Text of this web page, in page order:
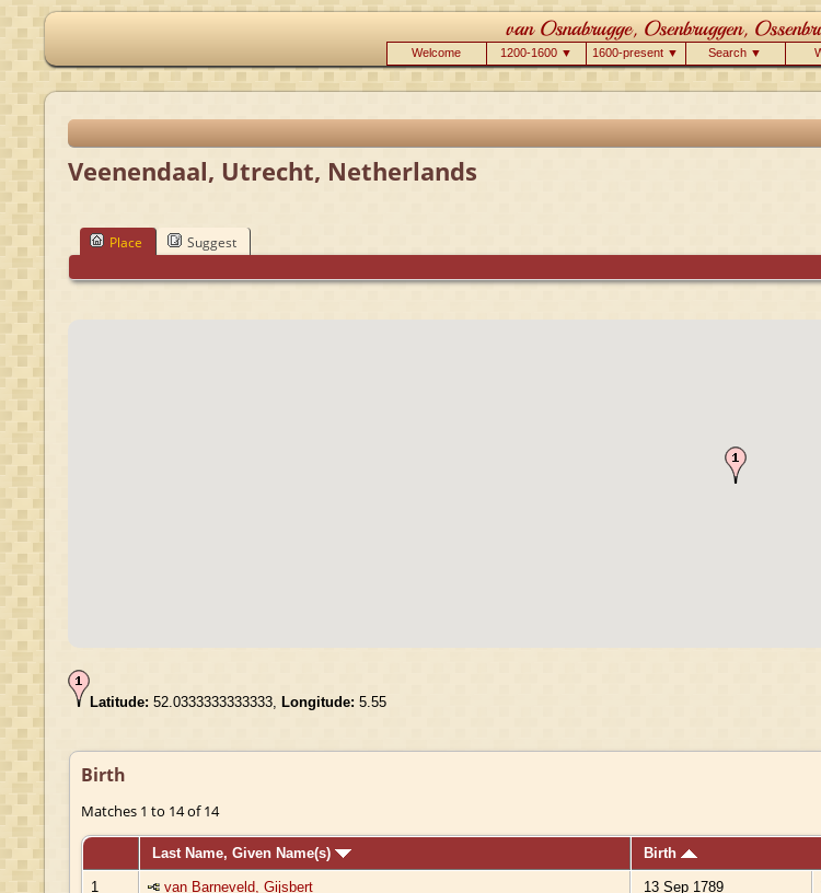
Welcome 1200-1600 ▼ 1600-present ▼ Search ▼
Veenendaal, Utrecht, Netherlands
Place Suggest
Latitude: 52.0333333333333, Longitude: 5.55
Birth
Matches 1 to 14 of 14
Last Name, Given Name(s) Birth
1 van Barneveld, Gijsbert 13 Sep 1789